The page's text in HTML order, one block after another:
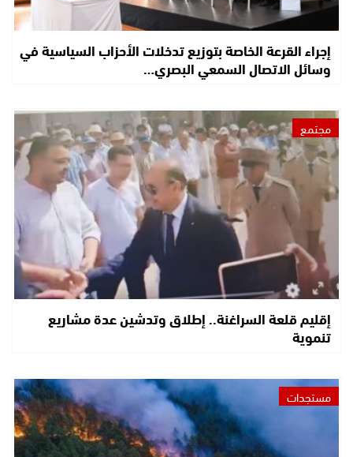
إجراء القرعة الخاصة بتوزيع تدخلات الأحزاب السياسية في
وسائل الاتصال السمعي البصري…
مجتمع
إقليم قلعة السراغنة.. إطلاق وتدشين عدة مشاريع
تنموية
مستجدات